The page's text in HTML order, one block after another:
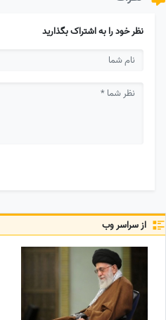
نظر خود را به اشتراک بگذارید
از سراسر وب